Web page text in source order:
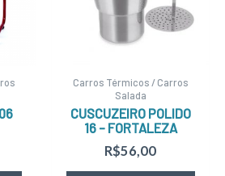
Carros Térmicos / Carros
Salada
CUSCUZEIRO POLIDO
16 – FORTALEZA
R$56,00